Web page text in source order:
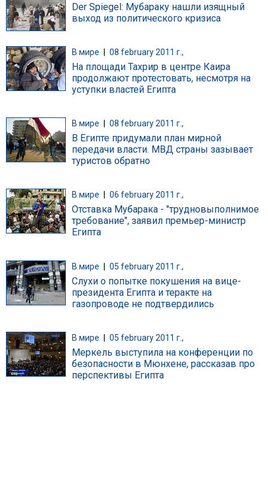
Der Spiegel: Мубараку нашли изящный
выход из политического кризиса
В мире 08 february 2011 г.,
На площади Тахрир в центре Каира
продолжают протестовать, несмотря на
уступки властей Египта
В мире 08 february 2011 г.,
В Египте придумали план мирной
передачи власти. МВД страны зазывает
туристов обратно
В мире 06 february 2011 г.,
Отставка Мубарака - "трудновыполнимое
требование", заявил премьер-министр
Египта
В мире | 05 february 2011 г.,
Слухи о попытке покушения на вице-
президента Египта и теракте на
газопроводе не подтвердились
В мире 05 february 2011 г.,
Меркель выступила на конференции по
безопасности в Мюнхене, рассказав про
перспективы Египта